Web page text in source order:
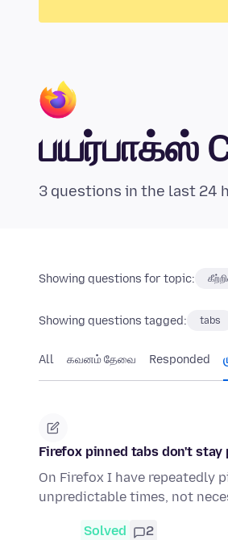
பயர்பாக்ஸ்
3 questions in the last 24
Showing questions for topic:
Showing questions tagged: tabs
All கவனம் தேவை Responded
Firefox pinned tabs don't stay
On Firefox I have repeatedly
unpredictable times, not
Solved 2